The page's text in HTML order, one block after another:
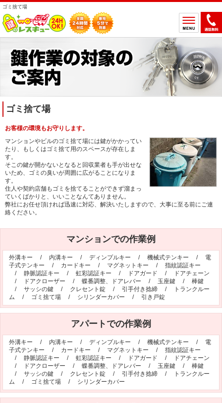
ゴミ捨て場
ホーム
鍵のトラブルから選ぶ
鍵取付
鍵の設置場所から選ぶ
アパート 車
バイク 金庫
デスク・ロッカー その他の特殊錠
鍵のメーカー・製品から選ぶ
玉座錠・引違戸錠
電気錠 窓用防犯錠
お車、バイクのメーカー・車種
料金表
簡易料金表 かんたん料金チェック
サービスについて
作業の流れ 鍵の製品 人気ランキング
作業者の紹介 技術力の秘密
特殊開錠技術 設備紹介
ゴミ捨て場
お客様の環境もお守りします。
マンションやビルのゴミ捨て場には鍵がかかってい
たり、もしくはゴミ捨て用のスペースが存在しま
す。
そこの鍵が開かないとなると回収業者も手が出せな
いため、ゴミの臭いが周囲に広がることになりま
す。
住人や契約店舗もゴミを捨てることができず溜まっ
ていくばかりと、いいことなんてありません。
弊社にお任せ頂ければ迅速に対応、解決いたしますので、大事に至る前にご連
絡ください。
マンションでの作業例
外溝キー / 内溝キー / ディンプルキー / 機械式テンキー / 電
子式テンキー / カードキー / マグネットキー / 指紋認証キー
/ 静脈認証キー / 虹彩認証キー / ドアガード /
ドアチェーン
/
ドアクローザー / 蝶番調整、ドアレバー / 玉座鍵 / 棒鍵
/ サッシの鍵 / クレセント錠 / 引手付き捻締 /
トランクルー
ム / ゴミ捨て場 / シリンダーカバー / 引き戸錠
アパートでの作業例
外溝キー / 内溝キー / ディンプルキー / 機械式テンキー / 電
子式テンキー / カードキー / マグネットキー / 指紋認証キー
/ 静脈認証キー / 虹彩認証キー / ドアガード /
ドアチェーン
/
ドアクローザー / 蝶番調整、ドアレバー / 玉座鍵 / 棒鍵
/ サッシの鍵 / クレセント錠 / 引手付き捻締 /
トランクルー
ム / ゴミ捨て場 / シリンダーカバー